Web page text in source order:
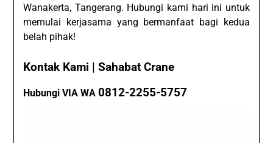
Wanakerta, Tangerang. Hubungi kami hari ini untuk
memulai kerjasama yang bermanfaat bagi kedua
belah pihak!
Kontak Kami | Sahabat Crane
Hubungi VIA WA0812-2255-5757